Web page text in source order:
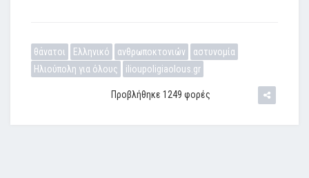
θάνατοι Ελληνικό ανθρωποκτονιών
αστυνομία
Ηλιούπολη για όλους
ilioupoligiaolous.gr
Προβλήθηκε 1249 φορές